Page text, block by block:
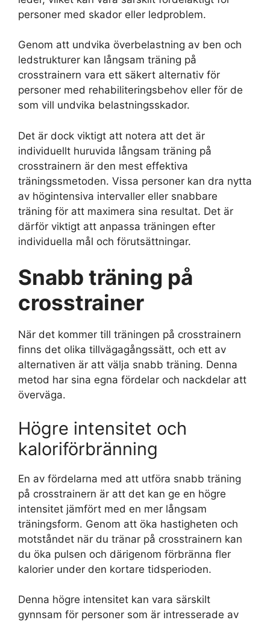
personer med skador eller ledproblem.
Genom att undvika överbelastning av ben och
ledstrukturer kan långsam träning på
crosstrainern vara ett säkert alternativ för
personer med rehabiliteringsbehov eller för de
som vill undvika belastningsskador.
Det är dock viktigt att notera att det är
individuellt huruvida långsam träning på
crosstrainern är den mest effektiva
träningssmetoden. Vissa personer kan dra nytta
av högintensiva intervaller eller snabbare
träning för att maximera sina resultat. Det är
därför viktigt att anpassa träningen efter
individuella mål och förutsättningar.
Snabb träning på
crosstrainer
När det kommer till träningen på crosstrainern
finns det olika tillvägagångssätt, och ett av
alternativen är att välja snabb träning. Denna
metod har sina egna fördelar och nackdelar att
överväga.
Högre intensitet och
kaloriförbränning
En av fördelarna med att utföra snabb träning
på crosstrainern är att det kan ge en högre
intensitet jämfört med en mer långsam
träningsform. Genom att öka hastigheten och
motståndet när du tränar på crosstrainern kan
du öka pulsen och därigenom förbränna fler
kalorier under den kortare tidsperioden.
Denna högre intensitet kan vara särskilt
gynnsam för personer som är intresserade av